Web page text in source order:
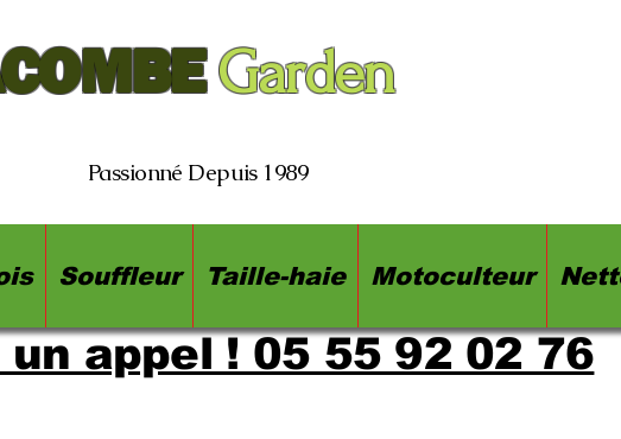
Garden
Passionné Depuis 1989
Souffleur Taille-haie Motoculteur
appel ! 05 55 92 02 76